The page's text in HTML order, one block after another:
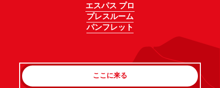
エスパス プロ
プレスルーム
パンフレット
ここに来る